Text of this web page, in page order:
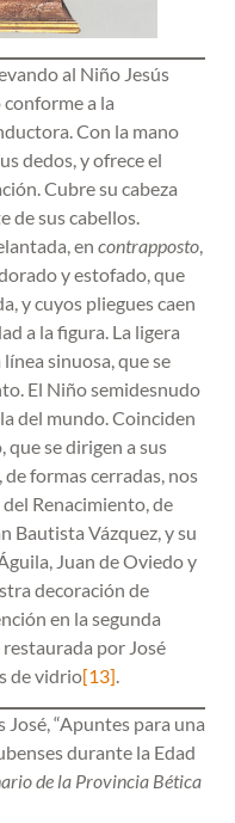
al Niño Jesús
a la
Con la mano
dedos, y ofrece el
Cubre su cabeza
de sus cabellos.
en contrapposto
y estofado, que
y cuyos pliegues caen
a la figura. La ligera
sinuosa, que se
El Niño semidesnudo
del mundo. Coinciden
que se dirigen a sus
formas cerradas, nos
Renacimiento, de
Bautista Vázquez, y su
Juan de Oviedo y
decoración de
en la segunda
por José
de vidrio[13]
“Apuntes para una
durante la Edad
de la Provincia Bética